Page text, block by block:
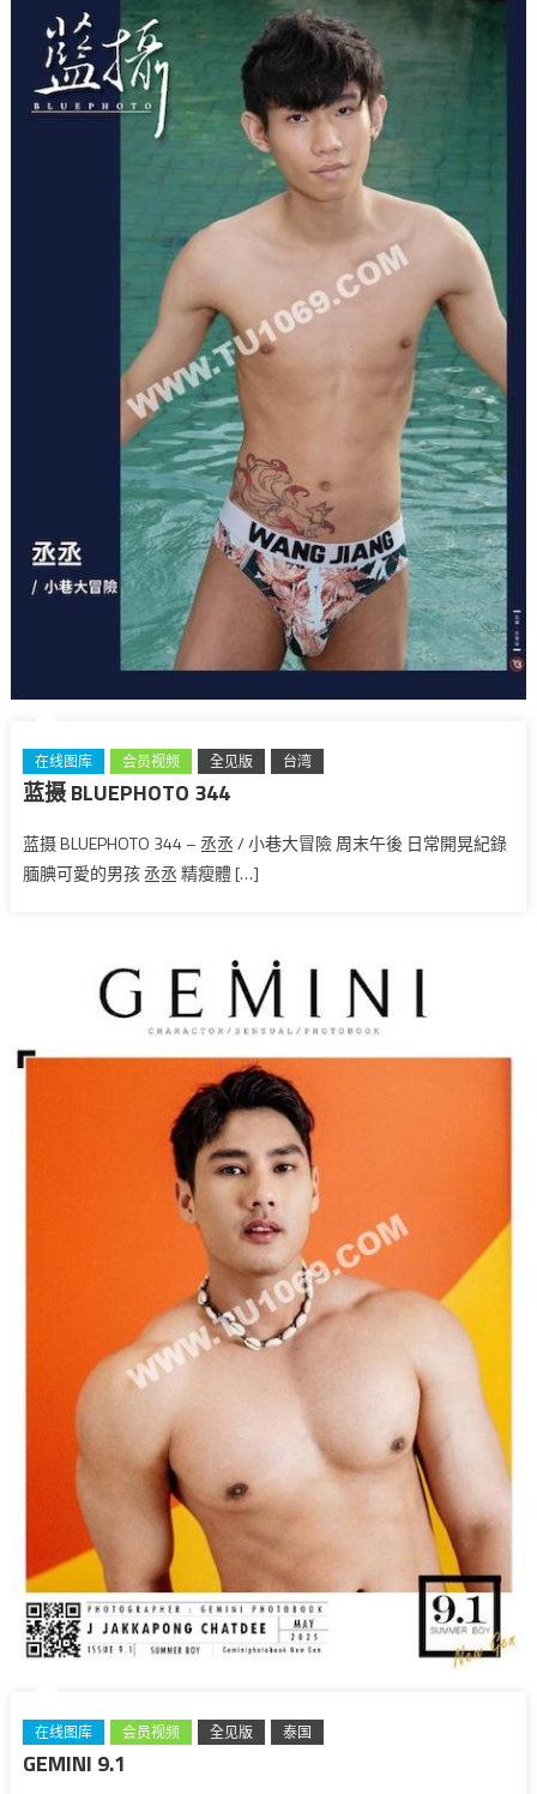
在线图库 会员视频 全见版 台湾
蓝摄 BLUEPHOTO 344
蓝摄 BLUEPHOTO 344 – 丞丞 / 小巷大冒險 周末午後 日常開晃紀錄
腼腆可愛的男孩 丞丞 精瘦體 […]
在线图库 会员视频 全见版 泰国
GEMINI 9.1